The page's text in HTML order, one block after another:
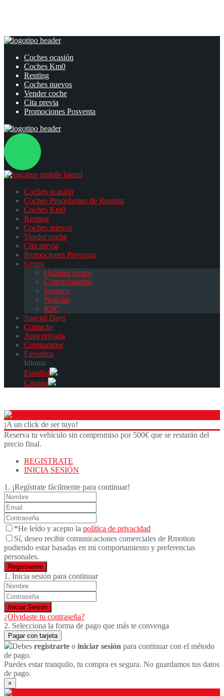
Coches ocasión
Coches Km0
Renting
Coches nuevos
Vender coche
Cita previa
Promociones Posventa
Coches ocasión
Coches Procedentes de Renting
Coches Km0
Renting
Coches nuevos
Vender coche
Cita previa
Promociones Posventa
Grupo
Quiénes somos
Concesionarios
Seguros
Noticias
RSC
Special Days
Contacto
Area privada
Comparador
Favoritos
Idioma
Español
Catalán
¡A un click de ser tuyo!
Reserva tu vehículo sin compromiso por 500€ que se restarán del
precio final.
REGISTRATE
INICIA SESIÓN
1. ¡Regístrate fácilmente para continuar!
*He leído y acepto la política de privacidad
Sí, deseo recibir comunicaciones comerciales de Rmotion
pudiendo estar basadas en mi comportamiento y preferencias
personales.
1. Inicia sesión para continuar
¿Olvidaste tu contraseña?
2. Selecciona la forma de pago que más te convenga
Pagar con tarjeta
Debes registrarte o iniciar sesión para continuar con el método
de pago.
Puedes estar tranquilo, tu compra es segura. No guardamos tus datos
de pago.
×